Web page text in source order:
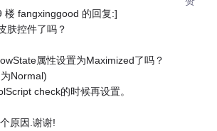
楼 fangxinggood 的回复:]
肤控件了吗？
属性设置为Maximized了吗？
Normal)
check的时候再设置。
原因.谢谢!